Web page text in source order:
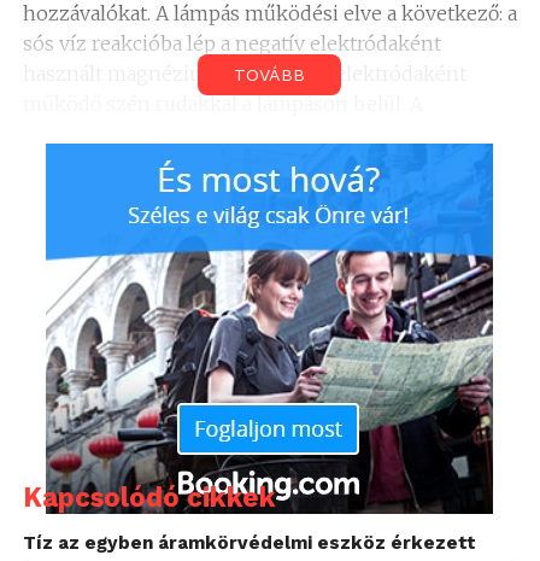
hozzávalókat. A lámpás működési elve a következő: a
sós víz reakcióba lép a negatív elektródaként
használt magnézium és a pozitív elektródaként
rúd élettartamát 120 órában maximalizálta, de nincs
gond, ugyanis kapható hozzá külön. A lámpás nem
csak világításra tökéletes, hanem egy USB
kimenetnek köszönhetően eszközeink töltésére is
kiváló lehet. Árról nem tudni, megjelenése
szeptember közepére datálható.
TOVÁBB
Kapcsolódó cikkek
Tíz az egyben áramkörvédelmi eszköz érkezett